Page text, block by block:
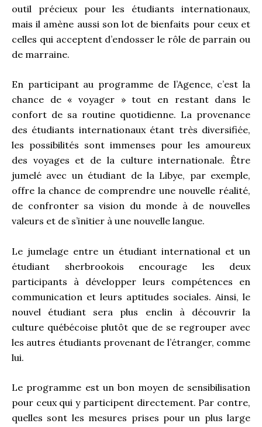
outil précieux pour les étudiants internationaux,
mais il amène aussi son lot de bienfaits pour ceux et
celles qui acceptent d’endosser le rôle de parrain ou
de marraine.
En participant au programme de l’Agence, c’est la
chance de « voyager » tout en restant dans le
confort de sa routine quotidienne. La provenance
des étudiants internationaux étant très diversifiée,
les possibilités sont immenses pour les amoureux
des voyages et de la culture internationale. Être
jumelé avec un étudiant de la Libye, par exemple,
offre la chance de comprendre une nouvelle réalité,
de confronter sa vision du monde à de nouvelles
valeurs et de s’initier à une nouvelle langue.
Le jumelage entre un étudiant international et un
étudiant sherbrookois encourage les deux
participants à développer leurs compétences en
communication et leurs aptitudes sociales. Ainsi, le
nouvel étudiant sera plus enclin à découvrir la
culture québécoise plutôt que de se regrouper avec
les autres étudiants provenant de l’étranger, comme
lui.
Le programme est un bon moyen de sensibilisation
pour ceux qui y participent directement. Par contre,
quelles sont les mesures prises pour un plus large